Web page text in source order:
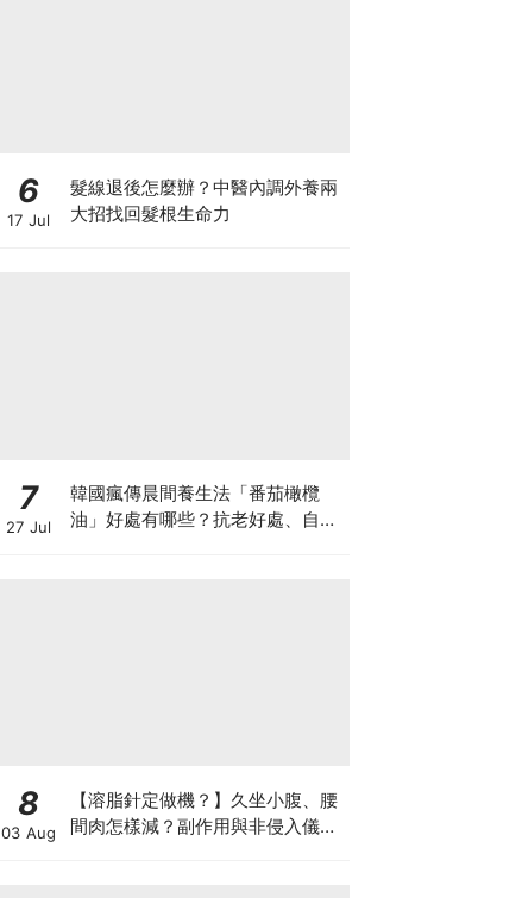
6
17 Jul
髮線退後怎麼辦？中醫內調外養兩
大招找回髮根生命力
7
27 Jul
韓國瘋傳晨間養生法「番茄橄欖
油」好處有哪些？抗老好處、自製
8
03 Aug
【溶脂針定做機？】久坐小腹、腰
間肉怎樣減？副作用與非侵入儀器